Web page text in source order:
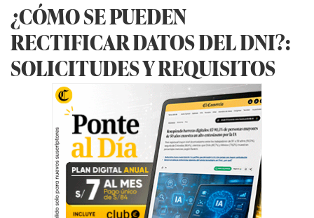
¿CÓMO SE PUEDEN
RECTIFICAR DATOS DEL DNI?:
SOLICITUDES Y REQUISITOS